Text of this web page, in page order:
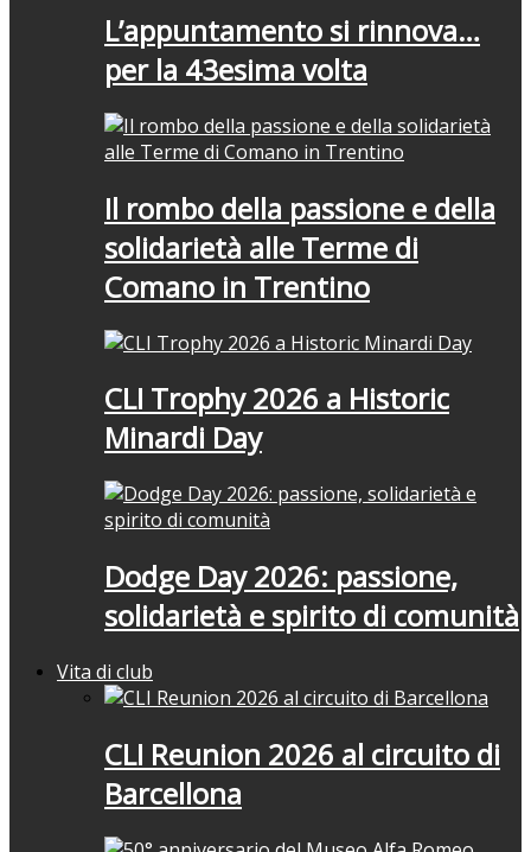
L’appuntamento si rinnova…
per la 43esima volta
Il rombo della passione e della
solidarietà alle Terme di
Comano in Trentino
CLI Trophy 2026 a Historic
Minardi Day
Dodge Day 2026: passione,
solidarietà e spirito di comunità
Vita di club
CLI Reunion 2026 al circuito di
Barcellona